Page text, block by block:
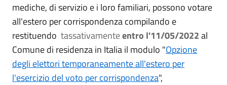
mediche, di servizio e i loro familiari, possono votare
all'estero per corrispondenza compilando e
restituendo tassativamenteentro l'11/05/2022al
Comune di residenza in Italia il modulo "Opzione
degli elettori temporaneamente all'estero per
l'esercizio del voto per corrispondenza",